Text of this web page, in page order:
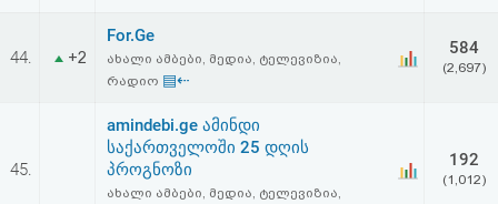
პაროლის
აღდგენა
44. +2
For.Ge
ახალი ამბები, მედია, ტელევიზია,
რადიო ▤⇠
584
(2,697)
45.
amindebi.ge ამინდი
საქართველოში 25 დღის
პროგნოზი
ახალი ამბები, მედია, ტელევიზია,
192
(1,012)